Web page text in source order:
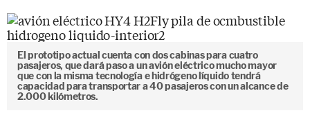
El prototipo actual cuenta con dos cabinas para cuatro
pasajeros, que dará paso a un avión eléctrico mucho mayor
que con la misma tecnología e hidrógeno líquido tendrá
capacidad para transportar a 40 pasajeros con un alcance de
2.000 kilómetros.